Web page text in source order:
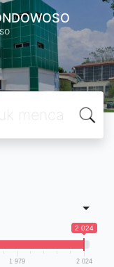
2 024
1 979 2 024